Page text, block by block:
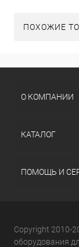
ПОХОЖИЕ
О КОМПАНИИ
КАТАЛОГ
ПОМОЩЬ И
Copyright 2010-
оборудования